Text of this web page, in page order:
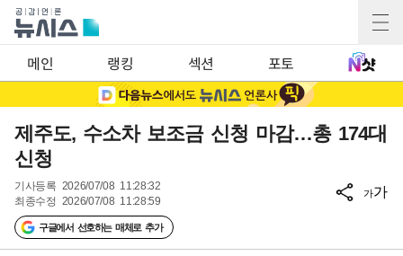
메인 랭킹 섹션 포토
제주도, 수소차 보조금 신청 마감…총 174대
신청
기사등록 2026/07/08 11:28:32
최종수정 2026/07/08 11:28:59
구글에서 선호하는 매체로 추가
가가